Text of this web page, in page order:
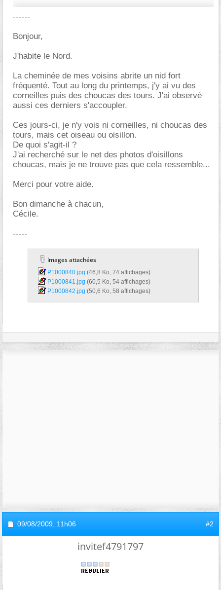
------
Bonjour,
J'habite le Nord.
La cheminée de mes voisins abrite un nid fort
fréquenté. Tout au long du printemps, j'y ai vu des
corneilles puis des choucas des tours. J'ai observé
aussi ces derniers s'accoupler.
Ces jours-ci, je n'y vois ni corneilles, ni choucas des
tours, mais cet oiseau ou oisillon.
De quoi s'agit-il ?
J'ai recherché sur le net des photos d'oisillons
choucas, mais je ne trouve pas que cela ressemble...
Merci pour votre aide.
Bon dimanche à chacun,
Cécile.
-----
Images attachées
P1000840.jpg‎ (46,8 Ko, 74 affichages)
P1000841.jpg‎ (60,5 Ko, 54 affichages)
P1000842.jpg‎ (50,6 Ko, 58 affichages)
09/08/2009, 11h06 #2
invitef4791797